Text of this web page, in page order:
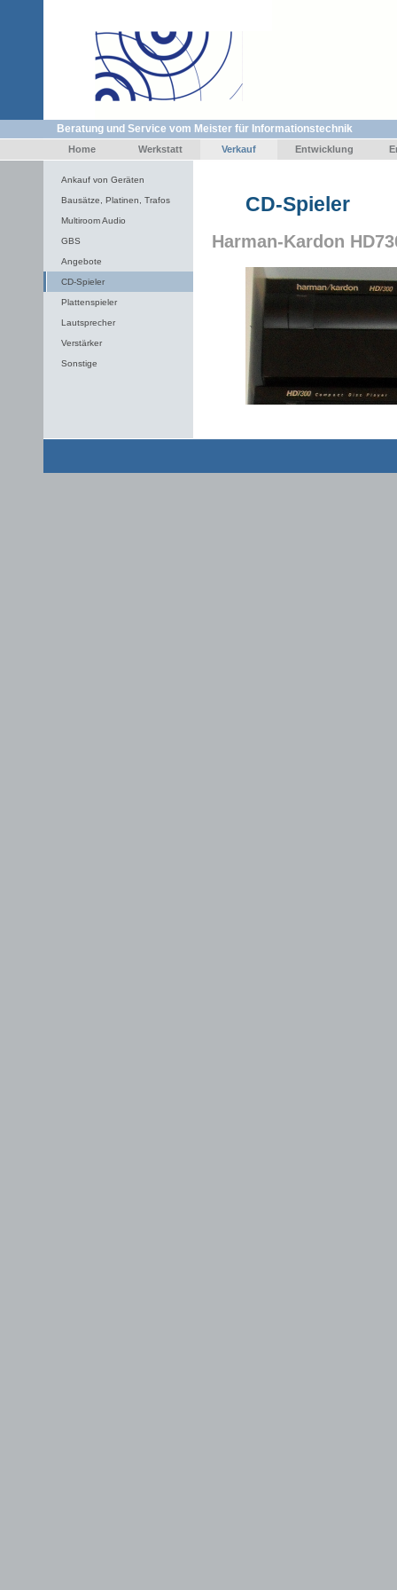
Beratung und Service vom Meister für Informationstechnik
Home Werkstatt Verkauf Entwicklung
Ankauf von Geräten
Bausätze, Platinen, Trafos
Multiroom Audio
GBS
Angebote
CD-Spieler
Plattenspieler
Lautsprecher
Verstärker
Sonstige
CD-Spieler
Harman-Kardon